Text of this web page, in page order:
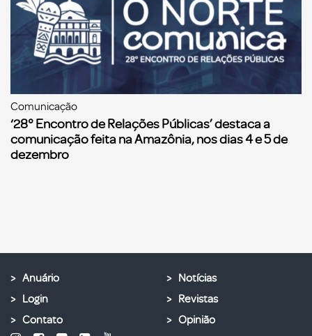
Comunicação
‘28° Encontro de Relações Públicas’ destaca a
comunicação feita na Amazônia, nos dias 4 e 5 de
dezembro
Anuário
Login
Contato
Notícias
Revistas
Opinião